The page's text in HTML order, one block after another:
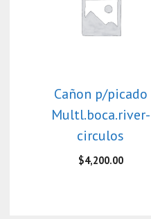
Cañon p/picado
Multl.boca.river-
circulos
$4,200.00